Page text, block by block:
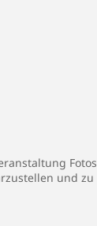
Fotos
und zu